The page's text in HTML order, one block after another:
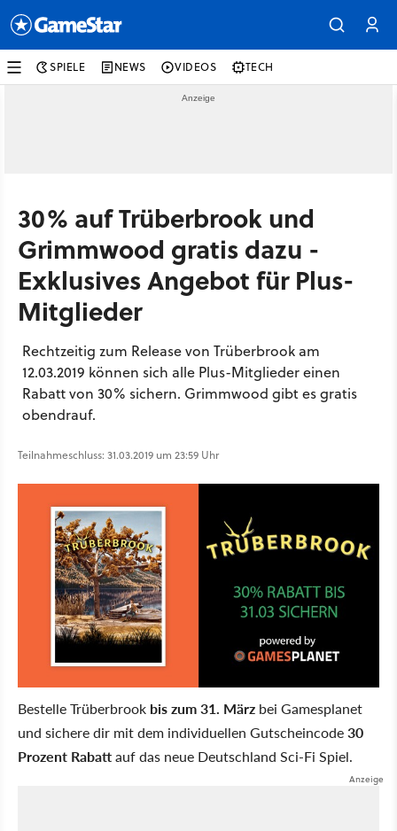
SPIELE NEWS VIDEOS TECH
30% auf Trüberbrook und
Grimmwood gratis dazu -
Exklusives Angebot für Plus-
Mitglieder
Rechtzeitig zum Release von Trüberbrook am
12.03.2019 können sich alle Plus-Mitglieder einen
Rabatt von 30% sichern. Grimmwood gibt es gratis
obendrauf.
Teilnahmeschluss: 31.03.2019 um 23:59 Uhr
Bestelle Trüberbrook bis zum 31. März bei Gamesplanet
und sichere dir mit dem individuellen Gutscheincode30
Prozent Rabattauf das neue Deutschland Sci-Fi Spiel.